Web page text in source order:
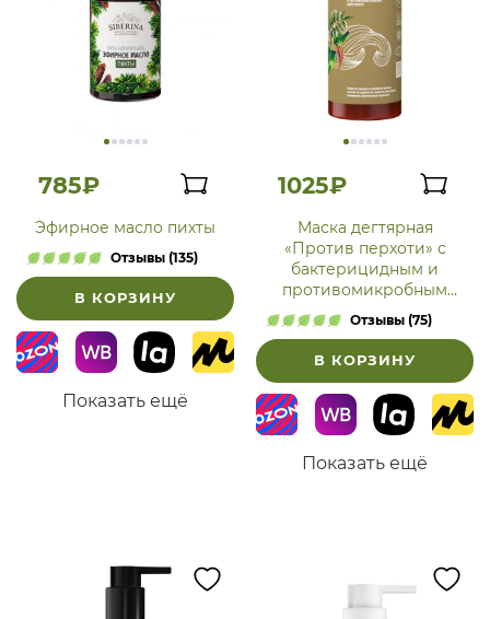
785₽
Эфирное масло пихты
Отзывы (135)
В КОРЗИНУ
Показать ещё
1025₽
Маска дегтярная
«Против перхоти» с
бактерицидным и
противомикробным
действием
Отзывы (75)
В КОРЗИНУ
Показать ещё